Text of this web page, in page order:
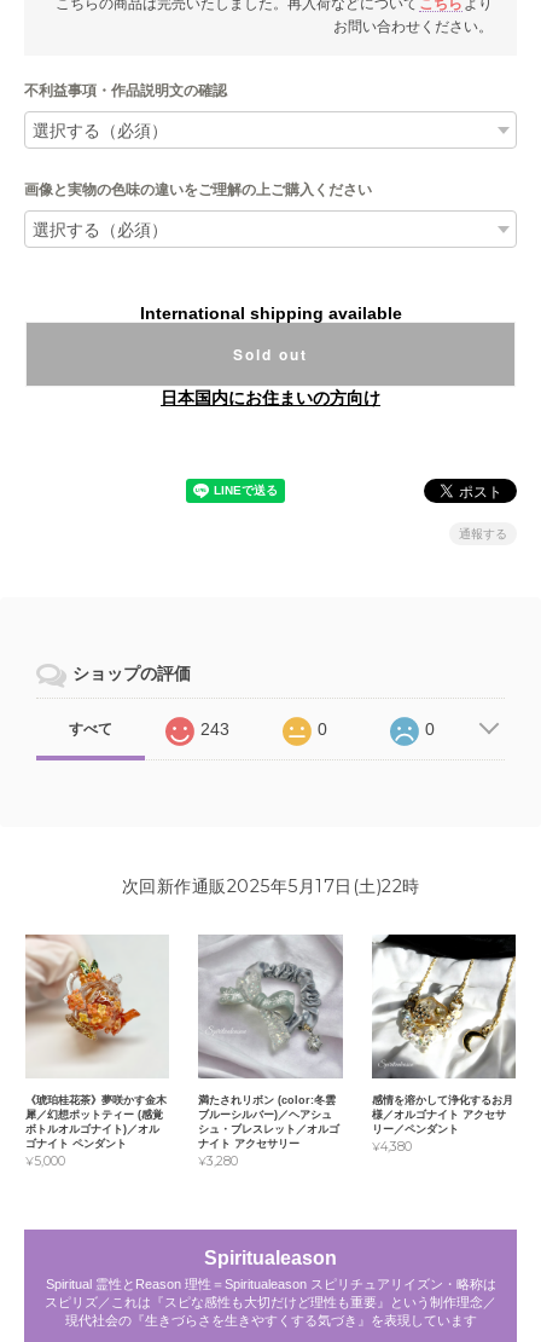
こちらの商品は完売いたしました。再入荷などについて こちら より
お問い合わせください。
不利益事項・作品説明文の確認
画像と実物の色味の違いをご理解の上ご購入ください
International shipping available
Sold out
日本国内にお住まいの方向け
通報する
ショップの評価
すべて 243 0 0
次回新作通販2025年5月17日(土)22時
《琥珀桂花茶》夢咲かす金木
犀／幻想ポットティー (感覚
ボトルオルゴナイト)／オル
ゴナイト ペンダント
¥5,000
満たされリボン (color:冬雲
ブルーシルバー)／ヘアシュ
シュ・ブレスレット／オルゴ
ナイト アクセサリー
¥3,280
感情を溶かして浄化するお月
様／オルゴナイト アクセサ
リー／ペンダント
¥4,380
Spiritualeason
Spiritual 霊性とReason 理性＝Spiritualeason スピリチュアリイズン・略称は
スピリズ／これは『スピな感性も大切だけど理性も重要』という制作理念／
現代社会の『生きづらさを生きやすくする気づき』を表現しています